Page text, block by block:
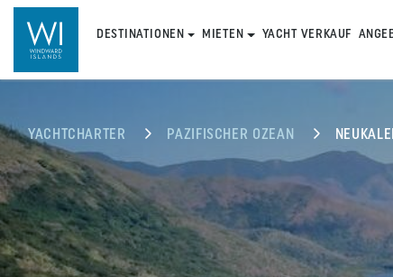
DESTINATIONEN MIETEN YACHT VERKAUF
YACHTCHARTER PAZIFISCHER OZEAN